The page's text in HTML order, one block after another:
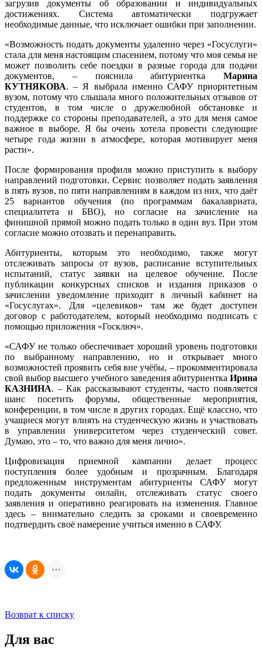
загрузив документы об образовании и индивидуальных
достижениях. Система автоматически подгружает
необходимые данные, что исключает ошибки при заполнении.
«Возможность подать документы удаленно через «Госуслуги»
стала для меня настоящим спасением, потому что моя семья не
может позволить себе поездки в разные города для подачи
документов, – пояснила абитуриентка Марина
КУТНЯКОВА. – Я выбрала именно САФУ приоритетным
вузом, потому что слышала много положительных отзывов от
студентов, в том числе о дружелюбной обстановке и
поддержке со стороны преподавателей, а это для меня самое
важное в выборе. Я бы очень хотела провести следующие
четыре года жизни в атмосфере, которая мотивирует меня
расти».
После формирования профиля можно приступить к выбору
направлений подготовки. Сервис позволяет подать заявления
в пять вузов, по пяти направлениям в каждом из них, что даёт
25 вариантов обучения (по программам бакалавриата,
специалитета и БВО), но согласие на зачисление на
финишной прямой можно подать только в один вуз. При этом
согласие можно отозвать и перенаправить.
Абитуриенты, которым это необходимо, также могут
отслеживать запросы от вузов, расписание вступительных
испытаний, статус заявки на целевое обучение. После
публикации конкурсных списков и издания приказов о
зачислении уведомление приходит в личный кабинет на
«Госуслугах». Для «целевиков» там же будет доступен
договор с работодателем, который необходимо подписать с
помощью приложения «Госключ».
«САФУ не только обеспечивает хороший уровень подготовки
по выбранному направлению, но и открывает много
возможностей проявить себя вне учёбы, – прокомментировала
свой выбор высшего учебного заведения абитуриентка Ирина
КАЗНИНА. – Как рассказывают студенты, часто появляется
шанс посетить форумы, общественные мероприятия,
конференции, в том числе в других городах. Ещё классно, что
учащиеся могут влиять на студенческую жизнь и участвовать
в управлении университетом через студенческий совет.
Думаю, это – то, что важно для меня лично».
Цифровизация приемной кампании делает процесс
поступления более удобным и прозрачным. Благодаря
предложенным инструментам абитуриенты САФУ могут
подать документы онлайн, отслеживать статус своего
заявления и оперативно реагировать на изменения. Главное
здесь – внимательно следить за сроками и своевременно
подтвердить своё намерение учиться именно в САФУ.
Возврат к списку
Для вас